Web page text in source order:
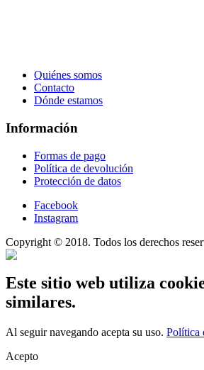
Quiénes somos
Contacto
Dónde estamos
Información
Formas de pago
Política de devolución
Protección de datos
Facebook
Instagram
Copyright © 2018. Todos los derechos
Este sitio web utiliza
similares.
Al seguir navegando acepta su uso. Política
Acepto